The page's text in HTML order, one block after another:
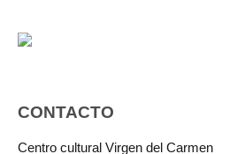
CONTACTO
Centro cultural Virgen del Carmen